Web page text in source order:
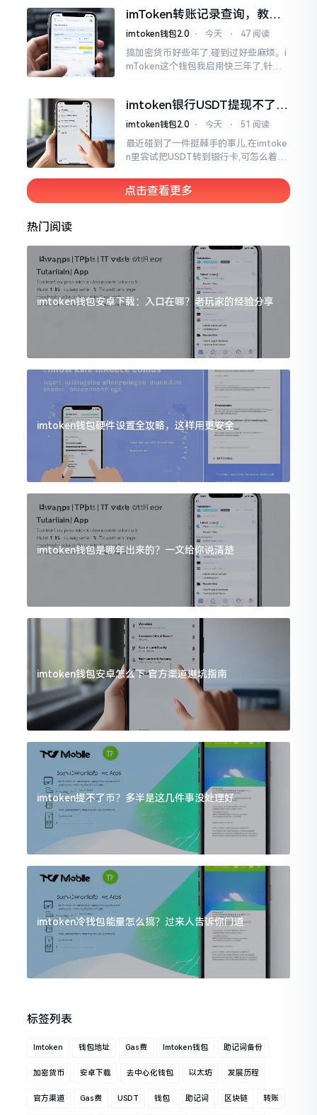
账。可是
imToken转账记录查询，教你
正确查看方法
imtoken钱包2.0 ⋅ 今天 ⋅ 47 阅读
搞加密货币好些年了,碰到过好些麻烦。i
mToken这个钱包我启用快三年了,针对
我也疑惑过一阵子
imtoken银行USDT提现不了？
这几个法子能帮你搞定
imtoken钱包2.0 ⋅ 今天 ⋅ 51 阅读
最近碰到了一件挺棘手的事儿,在imtoke
n里尝试把USDT转到银行卡,可怎么着都
阵子的颠折与腾磨。没想到前前后后这
么时长
点击查看更多
热门阅读
imtoken钱包安卓下载：入口在哪？老玩家的经验分享
imtoken钱包硬件设置全攻略，这样用更安全
imtoken钱包是哪年出来的？一文给你说清楚
imtoken钱包安卓怎么下 官方渠道避坑指南
imtoken提不了币？多半是这几件事没处理好
imtoken冷钱包能量怎么搞？过来人告诉你门道
标签列表
Imtoken 钱包地址 Gas费 Imtoken钱包 助记词备份
加密货币 安卓下载 去中心化钱包 以太坊 发展历程
官方渠道 Gas费 USDT 钱包 助记词 区块链 转账